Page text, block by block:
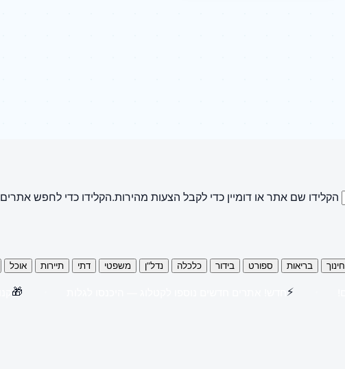
הקלידו שם אתר או דומיין כדי לקבל הצעות מהירות.הקלידו כדי לחפש אתרים
חינוך בריאות ספורט בידור כלכלה נדל"ן משפטי דתי תיירות אוכל
⚡
🎁